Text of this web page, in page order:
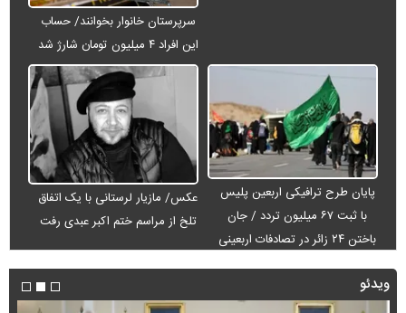
سرپرستان خانوار بخوانند/ حساب
این افراد ۴ میلیون تومان شارژ شد
پایان طرح ترافیکی اربعین پلیس
با ثبت ۶۷ میلیون تردد / جان
باختن ۲۴ زائر در تصادفات اربعینی
عکس/ مازیار لرستانی با یک اتفاق
تلخ از مراسم ختم اکبر عبدی رفت
ویدئو